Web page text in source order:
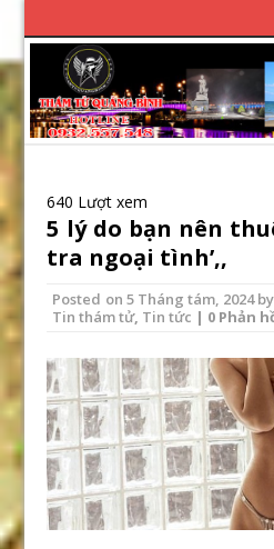
640 Lượt xem
5 lý do bạn nên
tra ngoại tình’,,
Posted on 5 Tháng tám, 2024by
Tin thám tử, Tin tức | 0 Phản